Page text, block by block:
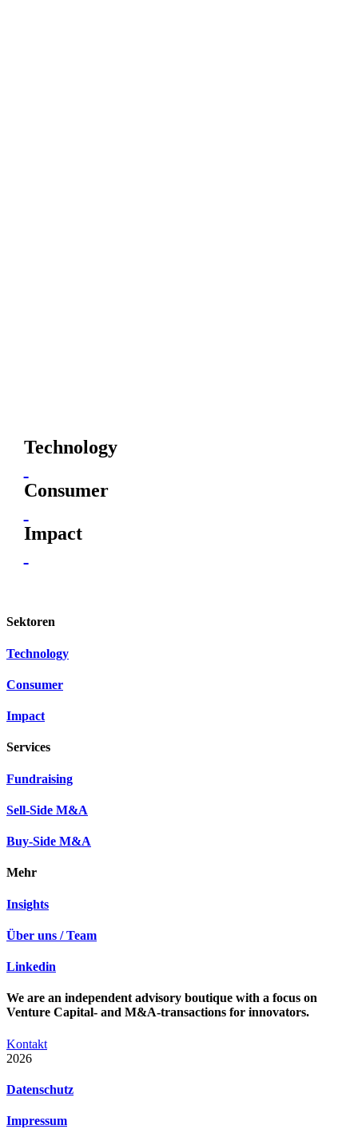
Technology
Consumer
Impact
Sektoren
Technology
Consumer
Impact
Services
Fundraising
Sell-Side M&A
Buy-Side M&A
Mehr
Insights
Über uns / Team
Linkedin
We are an independent advisory boutique with a focus on
Venture Capital- and M&A-transactions for innovators.
Kontakt
2026
Datenschutz
Impressum